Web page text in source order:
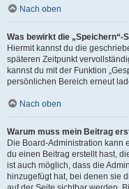
Nach oben
Was bewirkt die
Hiermit kannst du die
späteren Zeitpunkt
kannst du mit der Funktion
persönlichen Bereich erneut
Nach oben
Warum muss mein Beitrag
Die Board-Administration kann
du einen Beitrag erstellt hast,
ist auch möglich, dass die
hinzugefügt hat, bei denen sie